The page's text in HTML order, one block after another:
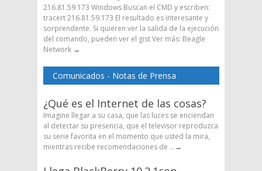
216.81.59.173 Windows Buscan el CMD y escriben:
tracert 216.81.59.173 El resultado es interesante y
sorprendente. Si quieren ver la salida de la ejecución
del comando, pueden ver el gist Ver más: Beagle
Network →
Comunicados - Notas de Prensa
¿Qué es el Internet de las cosas?
Imagine llegar a su casa, que las luces se enciendan
al detectar su presencia, que el televisor reproduzca
su serie favorita en el momento que usted la mira,
mientras recibe recomendaciones de ...→